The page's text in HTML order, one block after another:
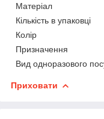
Матеріал
Кількість в упаковці
Колір
Призначення
Вид одноразового
Приховати